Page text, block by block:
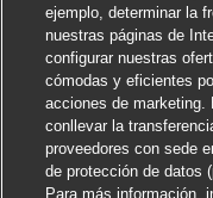
Buscar trabajos
ejemplo, determinar la
nuestras páginas de
configurar nuestras
cómodas y eficientes
acciones de
conllevar la
proveedores con sede
de protección de datos
Para más información,